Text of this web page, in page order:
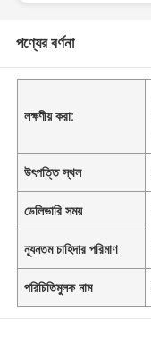
পণ্যের বর্ণনা
লক্ষণীয় করা:
উৎপত্তি স্থল
ডেলিভারি সময়
ন্যূনতম চাহিদার পরিমাণ
পরিচিতিমুলক নাম